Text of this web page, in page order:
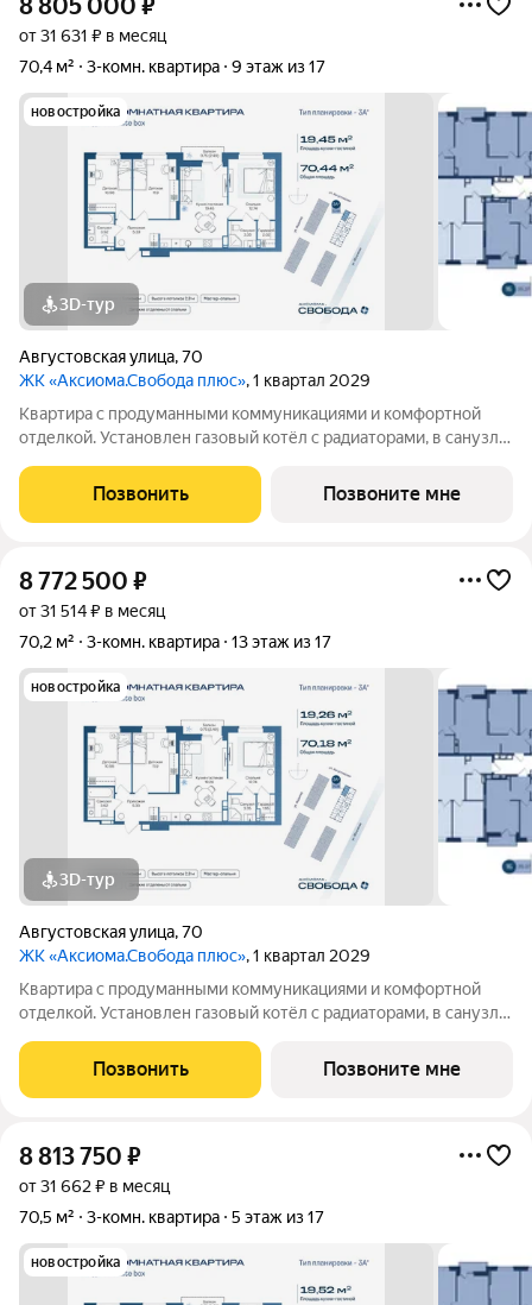
8 805 000 ₽
от 31 631 ₽ в месяц
70,4 м²
3-комн. квартира 9 этаж из 17
новостройка
3D-тур
Августовская улица,70
ЖК «Аксиома.Свобода плюс», 1 квартал 2029
Квартира с продуманными коммуникациями и комфортной
отделкой. Установлен газовый котёл с радиаторами, в санузле
электропроводка с розетками и выключателями. Проведены
системы холодного и горячего
Позвонить Позвоните мне
8 772 500 ₽
от 31 514 ₽ в месяц
70,2 м²
3-комн. квартира 13 этаж из 17
новостройка
3D-тур
Августовская улица,70
ЖК «Аксиома.Свобода плюс», 1 квартал 2029
Квартира с продуманными коммуникациями и комфортной
отделкой. Установлен газовый котёл с радиаторами, в санузле
электропроводка с розетками и выключателями. Проведены
системы холодного и горячего
Позвонить Позвоните мне
8 813 750 ₽
от 31 662 ₽ в месяц
70,5 м²
3-комн. квартира 5 этаж из 17
новостройка